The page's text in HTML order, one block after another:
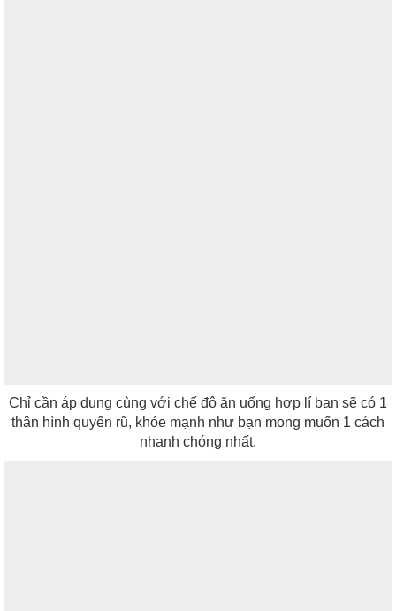
Chỉ cần áp dụng cùng với chế độ ăn uống hợp lí bạn sẽ có 1
thân hình quyến rũ, khỏe mạnh như bạn mong muốn 1 cách
nhanh chóng nhất.